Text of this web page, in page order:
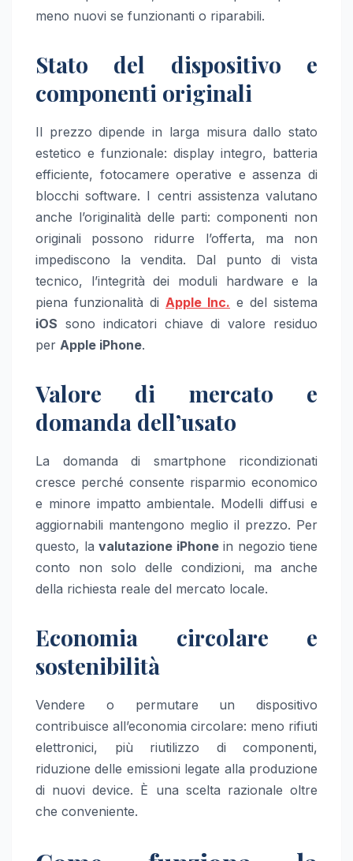
meno nuovi se funzionanti o riparabili.
Stato del dispositivo e
componenti originali
Il prezzo dipende in larga misura dallo stato
estetico e funzionale: display integro, batteria
efficiente, fotocamere operative e assenza di
blocchi software. I centri assistenza valutano
anche l’originalità delle parti: componenti non
originali possono ridurre l’offerta, ma non
impediscono la vendita. Dal punto di vista
tecnico, l’integrità dei moduli hardware e la
piena funzionalità di Apple Inc. e del sistema
iOS sono indicatori chiave di valore residuo
per Apple iPhone.
Valore di mercato e
domanda dell’usato
La domanda di smartphone ricondizionati
cresce perché consente risparmio economico
e minore impatto ambientale. Modelli diffusi e
aggiornabili mantengono meglio il prezzo. Per
questo, la valutazione iPhonein negozio tiene
conto non solo delle condizioni, ma anche
della richiesta reale del mercato locale.
Economia circolare e
sostenibilità
Vendere o permutare un dispositivo
contribuisce all’economia circolare: meno rifiuti
elettronici, più riutilizzo di componenti,
riduzione delle emissioni legate alla produzione
di nuovi device. È una scelta razionale oltre
che conveniente.